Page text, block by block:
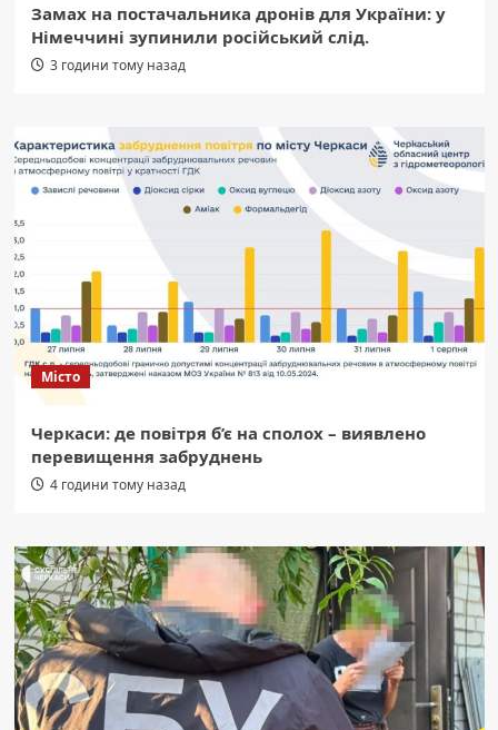
Замах на постачальника дронів для України: у
Німеччині зупинили російський слід.
3 години тому назад
Місто
Черкаси: де повітря б’є на сполох – виявлено
перевищення забруднень
4 години тому назад